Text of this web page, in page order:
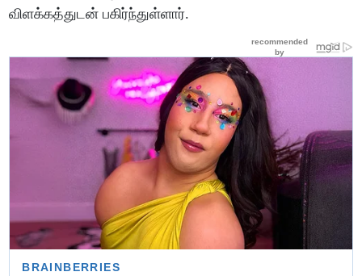
விளக்கத்துடன் பகிர்ந்துள்ளார்.